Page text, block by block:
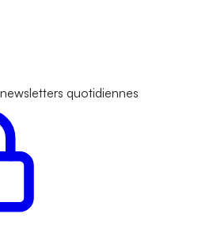
quotidiennes